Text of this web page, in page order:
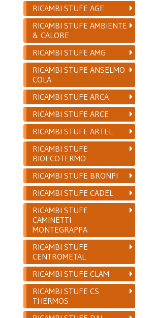
RICAMBI STUFE AGE
RICAMBI STUFE AMBIENTE
& CALORE
RICAMBI STUFE AMG
RICAMBI STUFE ANSELMO
COLA
RICAMBI STUFE ARCA
RICAMBI STUFE ARCE
RICAMBI STUFE ARTEL
RICAMBI STUFE
BIOECOTERMO
RICAMBI STUFE BRONPI
RICAMBI STUFE CADEL
RICAMBI STUFE
CAMINETTI
MONTEGRAPPA
RICAMBI STUFE
CENTROMETAL
RICAMBI STUFE CLAM
RICAMBI STUFE CS
THERMOS